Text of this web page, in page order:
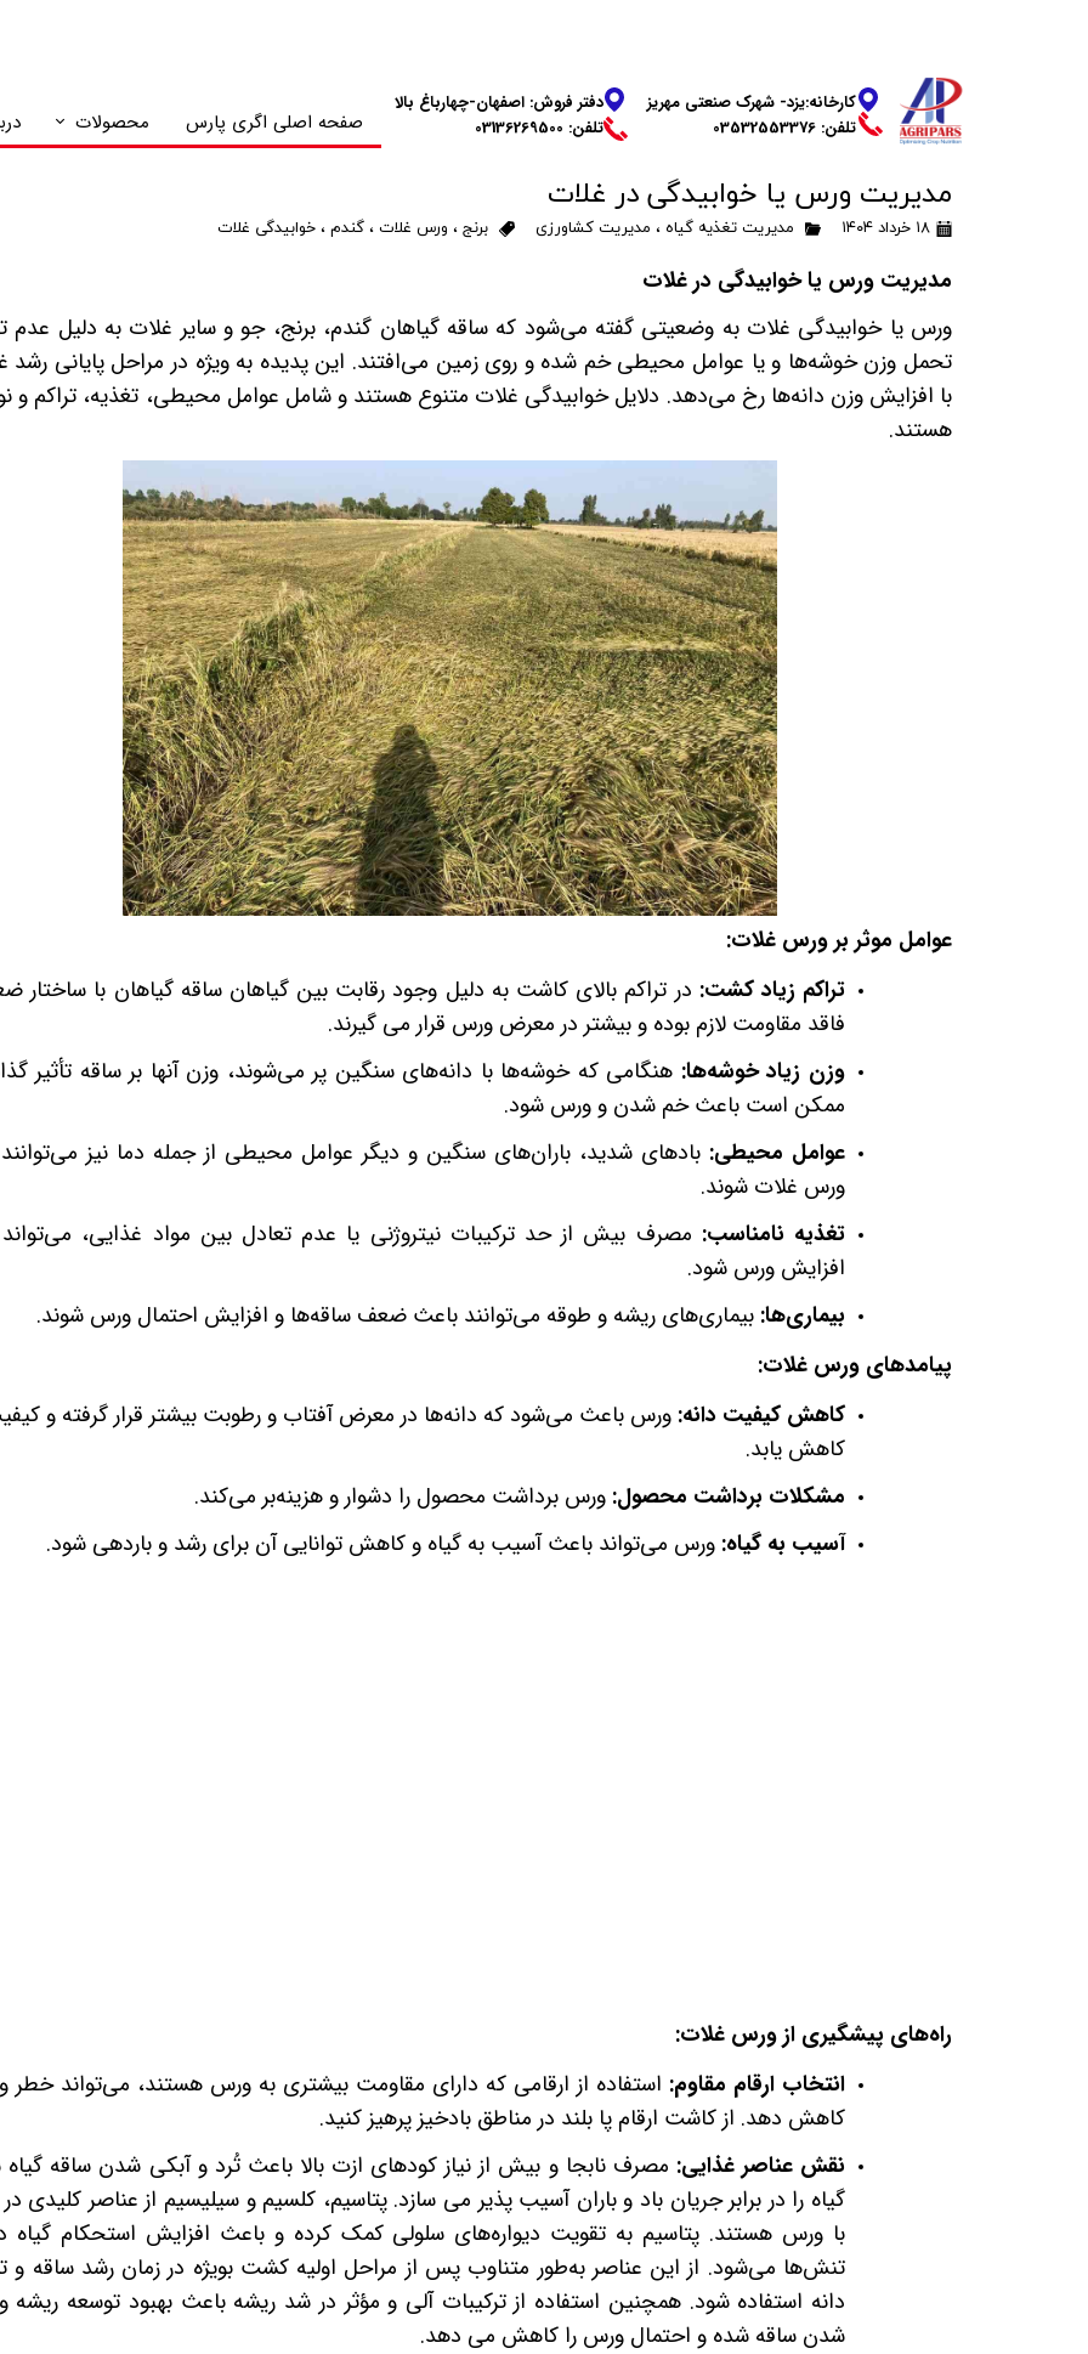
دفتر فروش: اصفهان-چهارباغ بالا
​​​​​​​تلفن: 03136269500
​​​​​​​کارخانه:یزد- شهرک صنعتی مهریز
تلفن: 03532553376
صفحه اصلی اگری پارس محصولات
مدیریت ورس یا خوابیدگی در غلات
۱۸ خرداد ۱۴۰۴ مدیریت تغذیه گیاه ، مدیریت کشاورزی برنج ، ورس غلات ، گندم ، خوابیدگی غلات
مدیریت ورس یا خوابیدگی در غلات
ورس یا خوابیدگی غلات به وضعیتی گفته می‌شود که ساقه گیاهان گندم، برنج، جو و سایر غلات به دلیل عدم
تحمل وزن خوشه‌ها و یا عوامل محیطی خم شده و روی زمین می‌افتند. این پدیده به ویژه در مراحل پایانی رشد
با افزایش وزن دانه‌ها رخ می‌دهد. دلایل خوابیدگی غلات متنوع هستند و شامل عوامل محیطی، تغذیه، تراکم و
هستند.
عوامل موثر بر ورس غلات:
تراکم زیاد کشت: در تراکم بالای کاشت به دلیل وجود رقابت بین گیاهان ساقه گیاهان با ساختار
فاقد مقاومت لازم بوده و بیشتر در معرض ورس قرار می گیرند.
وزن زیاد خوشه‌ها: هنگامی که خوشه‌ها با دانه‌های سنگین پر می‌شوند، وزن آنها بر ساقه تأثیر
ممکن است باعث خم شدن و ورس شود.
عوامل محیطی: بادهای شدید، باران‌های سنگین و دیگر عوامل محیطی از جمله دما نیز
ورس غلات شوند.
تغذیه نامناسب: مصرف بیش از حد ترکیبات نیتروژنی یا عدم تعادل بین مواد غذایی،
افزایش ورس شود.
بیماری‌ها: بیماری‌های ریشه و طوقه می‌توانند باعث ضعف ساقه‌ها و افزایش احتمال ورس شوند.
پیامدهای ورس غلات:
کاهش کیفیت دانه: ورس باعث می‌شود که دانه‌ها در معرض آفتاب و رطوبت بیشتر قرار گرفته و
کاهش یابد.
مشکلات برداشت محصول: ورس برداشت محصول را دشوار و هزینه‌بر می‌کند.
آسیب به گیاه: ورس می‌تواند باعث آسیب به گیاه و کاهش توانایی آن برای رشد و باردهی شود.
راه‌های پیشگیری از ورس غلات:
انتخاب ارقام مقاوم: استفاده از ارقامی که دارای مقاومت بیشتری به ورس هستند، می‌تواند خطر
کاهش دهد. از کاشت ارقام پا بلند در مناطق بادخیز پرهیز کنید.
نقش عناصر غذایی: مصرف نابجا و بیش از نیاز کودهای ازت بالا باعث تُرد و آبکی شدن ساقه
گیاه را در برابر جریان باد و باران آسیب پذیر می سازد. پتاسیم، کلسیم و سیلیسیم از عناصر کلیدی در
با ورس هستند. پتاسیم به تقویت دیواره‌های سلولی کمک کرده و باعث افزایش استحکام گیاه در
تنش‌ها می‌شود. از این عناصر به‌طور متناوب پس از مراحل اولیه کشت بویژه در زمان رشد ساقه و
دانه استفاده شود. همچنین استفاده از ترکیبات آلی و مؤثر در شد ریشه باعث بهبود توسعه ریشه
شدن ساقه شده و احتمال ورس را کاهش می دهد.